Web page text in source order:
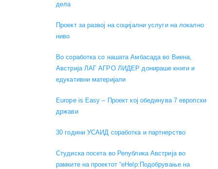
дела
Проект за развој на социјални услуги на локално
ниво
Во соработка со нашата Амбасада во Виена,
Австрија ЛАГ АГРО ЛИДЕР донираше книги и
едукативни материјали
Europe is Easy – Проект кој обединува 7 европски
држави
30 години УСАИД соработка и партнерство
Студиска посета во Република Австрија во
рамките на проектот “eHelp:Подобрување на